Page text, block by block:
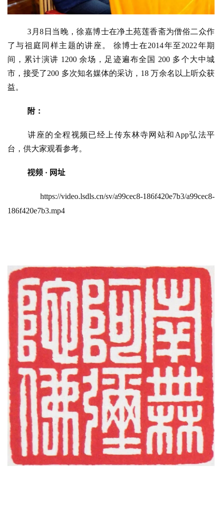
乐
专
题
礼
视
频
录
佛
艺
术
政
策
法
登录 注册
3月8日当晚，徐嘉博士在净土苑莲香斋为僧俗二众作
了与祖庭同样主题的讲座。 徐博士在2014年至2022年期
间，累计演讲 1200 余场，足迹遍布全国 200 多个大中城
市，接受了200 多次知名媒体的采访，18 万余名以上听众获
益。
附：
讲座的全程视频已经上传东林寺网站和 App弘法平
台，供大家观看参考。
视频 · 网址
https://video.lsdls.cn/sv/a99cec8-186f420e7b3/a99cec8-
186f420e7b3.mp4